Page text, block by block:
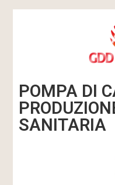
POMPA DI
SANITARIA